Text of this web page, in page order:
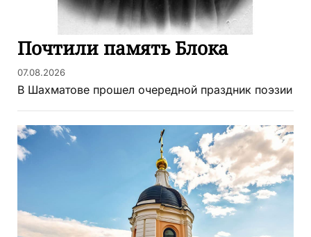
Почтили память Блока
07.08.2026
В Шахматове прошел очередной праздник поэзии